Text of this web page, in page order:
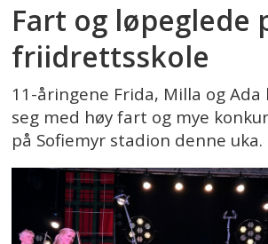
Fart og løpeglede
friidrettsskole
11-åringene Frida, Milla og
seg med høy fart og mye
på Sofiemyr stadion denne uka.